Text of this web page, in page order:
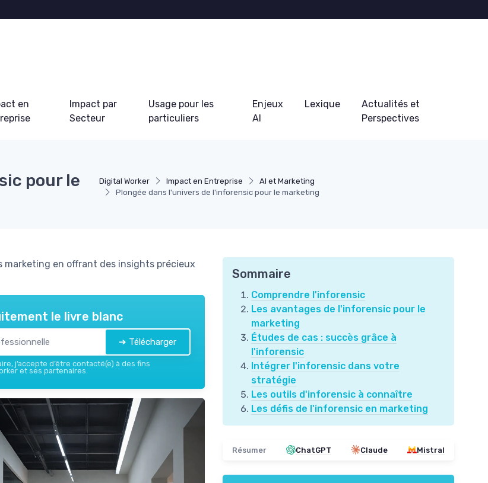
en
Impact par
Secteur
Usage pour les
particuliers
Enjeux
AI
Lexique
Actualités et
Perspectives
Digital Worker Impact en Entreprise
AI et Marketing
Plongée dans l'univers de l'inforensic pour le marketing
pour le
en offrant des insights précieux
le livre blanc
➔ Télécharger
j’accepte d’être contacté(e) à des fins
et ses partenaires.
Sommaire
Comprendre l'inforensic
Les avantages de l'inforensic pour le
marketing
Études de cas : succès grâce à
l'inforensic
Intégrer l'inforensic dans votre
stratégie
Les outils d'inforensic à connaître
Les défis de l'inforensic en marketing
Résumer ChatGPT Claude Mistral